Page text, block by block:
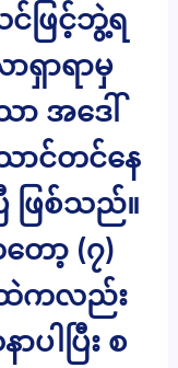
ဖြင့်ဘွဲ့ရ
ရှာရာမှ
အဒေါ်
ာင်တင်နေ
ဖြစ်သည်။
ော့ (၇)
ထဲကလည်း
ါပြီး စ